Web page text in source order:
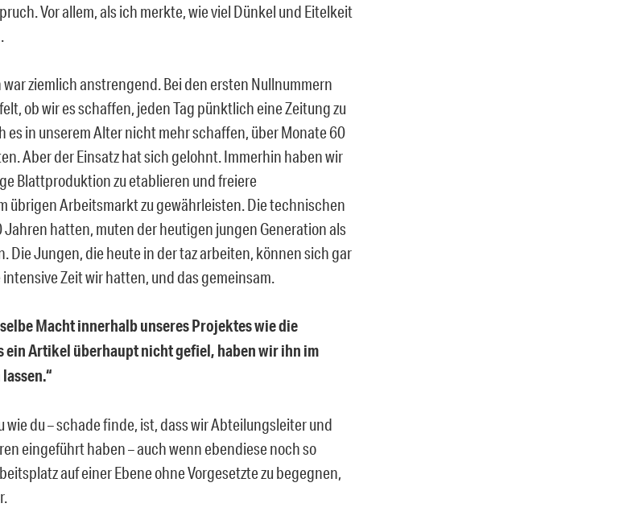
Vor allem, als ich merkte, wie viel Dünkel und Eitelkeit
ziemlich anstrengend. Bei den ersten Nullnummern
ob wir es schaffen, jeden Tag pünktlich eine Zeitung zu
es in unserem Alter nicht mehr schaffen, über Monate 60
Aber der Einsatz hat sich gelohnt. Immerhin haben wir
Blattproduktion zu etablieren und freiere
übrigen Arbeitsmarkt zu gewährleisten. Die technischen
hatten, muten der heutigen jungen Generation als
Die Jungen, die heute in der taz arbeiten, können sich gar
Zeit wir hatten, und das gemeinsam.
Macht innerhalb unseres Projektes wie die
ein Artikel überhaupt nicht gefiel, haben wir ihn im
wie du – schade finde, ist, dass wir Abteilungsleiter und
eingeführt haben – auch wenn ebendiese noch so
auf einer Ebene ohne Vorgesetzte zu begegnen,